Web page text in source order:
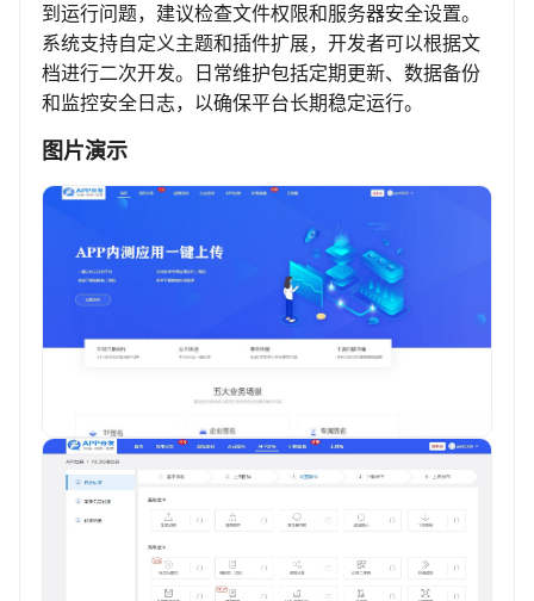
到运行问题，建议检查文件权限和服务器安全设置。
系统支持自定义主题和插件扩展，开发者可以根据文
档进行二次开发。日常维护包括定期更新、数据备份
和监控安全日志，以确保平台长期稳定运行。
图片演示